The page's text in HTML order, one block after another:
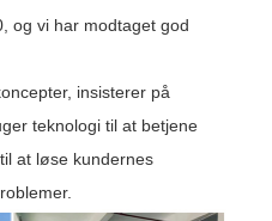
og vi har modtaget god
insisterer på
teknologi til at betjene
at løse kundernes